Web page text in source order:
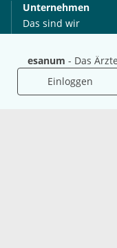
esanum - Das
Einloggen
Unternehmen
Das sind wir
Für Agenturen
Mediadaten
Presse